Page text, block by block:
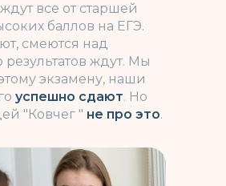
все от старшей
баллов на ЕГЭ.
смеются над
результатов ждут. Мы
экзамену, наши
успешно сдают. Но
"Ковчег " не про это.